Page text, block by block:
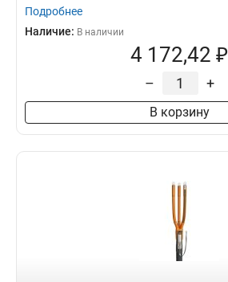
Подробнее
Наличие: В наличии
4 172,42 ₽
– +
В корзину